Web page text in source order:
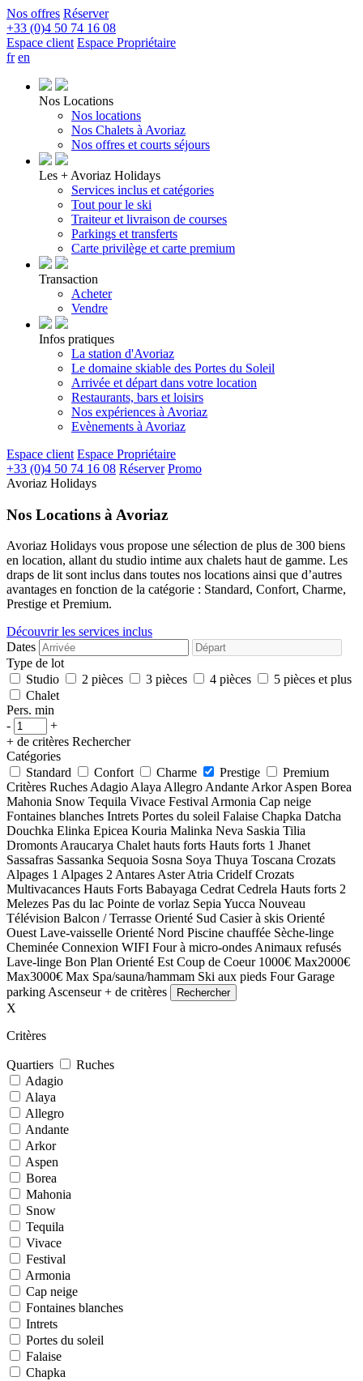
Nos offres Réserver
+33 (0)4 50 74 16 08
Espace client Espace Propriétaire
fr en
Nos Locations
Nos locations
Nos Chalets à Avoriaz
Nos offres et courts séjours
Les + Avoriaz Holidays
Services inclus et catégories
Tout pour le ski
Traiteur et livraison de courses
Parkings et transferts
Carte privilège et carte premium
Transaction
Acheter
Vendre
Infos pratiques
La station d'Avoriaz
Le domaine skiable des Portes du Soleil
Arrivée et départ dans votre location
Restaurants, bars et loisirs
Nos expériences à Avoriaz
Evènements à Avoriaz
Espace client Espace Propriétaire
+33 (0)4 50 74 16 08 Réserver Promo
Avoriaz Holidays
Nos Locations à Avoriaz
Avoriaz Holidays vous propose une sélection de plus de 300 biens
en location, allant du studio intime aux chalets haut de gamme. Les
draps de lit sont inclus dans toutes nos locations ainsi que d’autres
avantages en fonction de la catégorie : Standard, Confort, Charme,
Prestige et Premium.
Découvrir les services inclus
Dates
Type de lot
Studio
2 pièces 3 pièces 4 pièces
5 pièces et plus
Chalet
Pers. min
-
+
+ de critères Rechercher
Catégories
Standard
Confort Charme Prestige
Premium
Critères RuchesAdagioAlayaAllegroAndanteArkorAspen Borea
Mahonia Snow Tequila Vivace FestivalArmonia Cap neige
Fontaines blanches Intrets Portes du soleil Falaise Chapka Datcha
Douchka Elinka Epicea Kouria Malinka Neva Saskia Tilia
DromontsAraucarya Chalet hauts forts Hauts forts 1 Jhanet
Sassafras Sassanka Sequoia Sosna Soya Thuya Toscana Crozats
Alpages 1 Alpages 2AntaresAsterAtria Cridelf Crozats
Multivacances Hauts Forts Babayaga Cedrat Cedrela Hauts forts 2
Melezes Pas du lac Pointe de vorlaz SepiaYucca Nouveau
Télévision Balcon / Terrasse Orienté Sud Casier à skis Orienté
Ouest Lave-vaisselle Orienté Nord Piscine chauffée Sèche-linge
Cheminée Connexion WIFI Four à micro-ondesAnimaux refusés
Lave-linge Bon Plan Orienté Est Coup de Coeur 1000€ Max2000€
Max3000€ Max Spa/sauna/hammam Ski aux pieds Four Garage
parkingAscenseur + de critères
X
Critères
Quartiers
Ruches
Adagio
Alaya
Allegro
Andante
Arkor
Aspen
Borea
Mahonia
Snow
Tequila
Vivace
Festival
Armonia
Cap neige
Fontaines blanches
Intrets
Portes du soleil
Falaise
Chapka